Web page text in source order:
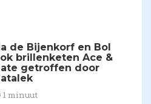
de Bijenkorf en Bol
brillenketen Ace &
getroffen door
1 minuut